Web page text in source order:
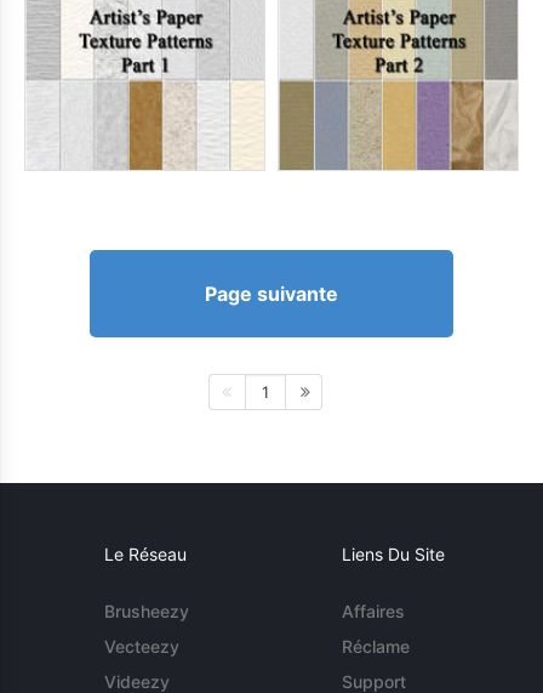
Page suivante
1
Le Réseau
Brusheezy
Vecteezy
Videezy
Liens Du Site
Affaires
Réclame
Support